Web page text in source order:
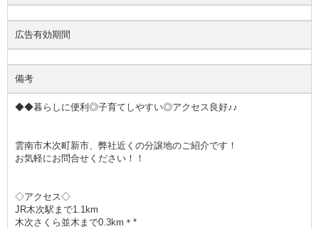
広告有効期間
備考
◆◆暮らしに便利◎子育てしやすい◎アクセス良好♪♪
雲南市木次町新市、弊社近くの分譲地のご紹介です！
お気軽にお問合せください！！
◇アクセス◇
JR木次駅まで1.1km
木次さくら並木まで0.3km＊*